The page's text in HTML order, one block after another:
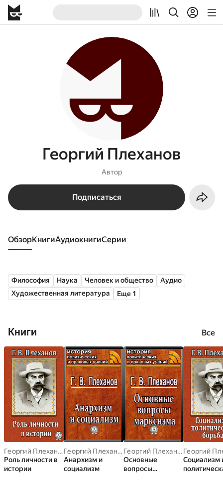
Георгий Плеханов
Автор
Подписаться
Обзор книги аудиокниги серии
Философия Наука Человек и общество
Аудио
Художественная литература
Еще 1
Книги Все
Георгий Плеханов
Роль личности в
истории
Георгий Плеханов
Анархизм и
социализм
Георгий Плеханов
Основные
вопросы
Социализм